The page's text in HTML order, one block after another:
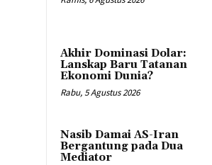
Akhir Dominasi Dolar:
Lanskap Baru Tatanan
Ekonomi Dunia?
Rabu, 5 Agustus 2026
Nasib Damai AS-Iran
Bergantung pada Dua
Mediator